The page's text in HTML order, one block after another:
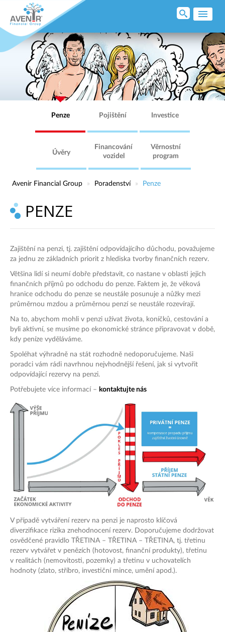
ÚVOD
O NÁS
PORADENSTVÍ
PODPORUJEME
KARIÉRA
KONTAKT
Penze Pojištění Investice
Úvěry
Financování
vozidel
Věrnostní
program
Avenir Financial Group » Poradenství » Penze
PENZE
Zajištění na penzi, tj. zajištění odpovídajícího důchodu, považujeme
za jednu ze základních priorit z hlediska tvorby finančních rezerv.
Většina lidí si neumí dobře představit, co nastane v oblasti jejich
finančních příjmů po odchodu do penze. Faktem je, že věková
hranice odchodu do penze se neustále posunuje a nůžky mezi
průměrnou mzdou a průměrnou penzí se neustále rozevírají.
Na to, abychom mohli v penzi užívat života, koníčků, cestování a
byli aktivní, se musíme po ekonomické stránce připravovat v době,
kdy peníze vyděláváme.
Spoléhat výhradně na stát rozhodně nedoporučujeme. Naši
poradci vám rádi navrhnou nejvhodnější řešení, jak si vytvořit
odpovídající rezervy na penzi.
Potřebujete více informací – kontaktujte nás
V případě vytváření rezerv na penzi je naprosto klíčová
diverzifikace rizika znehodnocení rezerv. Doporučujeme dodržovat
osvědčené pravidlo TŘETINA – TŘETINA – TŘETINA, tj. třetinu
rezerv vytvářet v penězích (hotovost, finanční produkty), třetinu
v realitách (nemovitosti, pozemky) a třetinu v uchovatelích
hodnoty (zlato, stříbro, investiční mince, umění apod.).